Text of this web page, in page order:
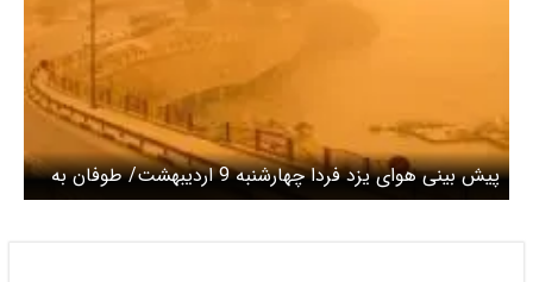
پیش بینی هوای یزد فردا چهارشنبه 9 اردیبهشت/ طوفان به
استان رسید